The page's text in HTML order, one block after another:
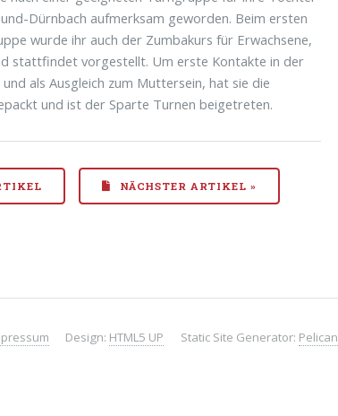
Dürnbach aufmerksam geworden. Beim ersten
wurde ihr auch der Zumbakurs für Erwachsene,
stattfindet vorgestellt. Um erste Kontakte in der
als Ausgleich zum Muttersein, hat sie die
und ist der Sparte Turnen beigetreten.
NÄCHSTER ARTIKEL »
Design: HTML5 UP Static Site Generator: Pelican